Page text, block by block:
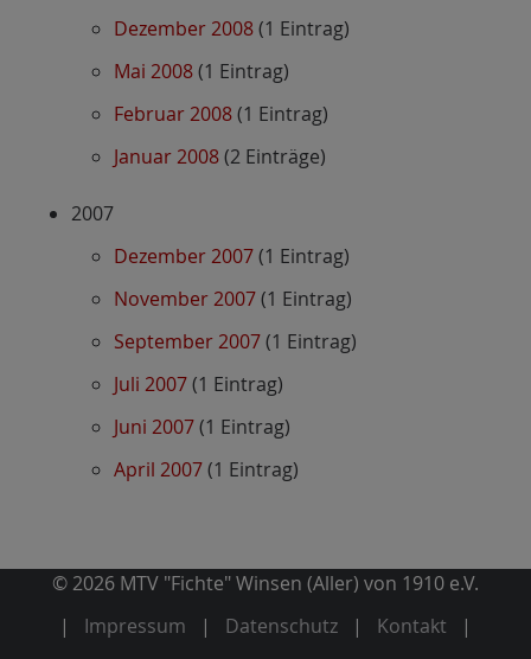
Dezember 2008(1 Eintrag)
Mai 2008(1 Eintrag)
Februar 2008(1 Eintrag)
Januar 2008(2 Einträge)
2007
Dezember 2007(1 Eintrag)
November 2007(1 Eintrag)
September 2007(1 Eintrag)
Juli 2007(1 Eintrag)
Juni 2007(1 Eintrag)
April 2007(1 Eintrag)
© 2026 MTV "Fichte" Winsen (Aller) von 1910 e.V.
Impressum
Datenschutz Kontakt